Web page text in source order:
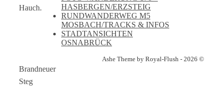
Hauch.
Brandneuer
Steg
HASBERGEN/ERZSTEIG
RUNDWANDERWEG M5
MOSBACH/TRACKS & INFOS
STADTANSICHTEN
OSNABRÜCK
Ashe Theme by Royal-Flush - 2026 ©